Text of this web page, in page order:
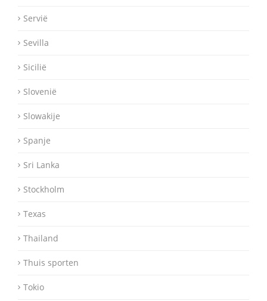
Servië
Sevilla
Sicilië
Slovenië
Slowakije
Spanje
Sri Lanka
Stockholm
Texas
Thailand
Thuis sporten
Tokio